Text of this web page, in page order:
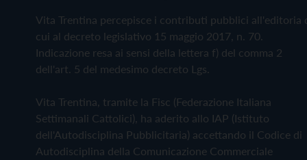
Vita Trentina percepisce i contributi pubblici all'editoria
cui al decreto legislativo 15 maggio 2017, n. 70.
Indicazione resa ai sensi della lettera f) del comma 2
dell'art. 5 del medesimo decreto Lgs.
Vita Trentina, tramite la Fisc (Federazione Italiana
Settimanali Cattolici), ha aderito allo IAP (Istituto
dell'Autodisciplina Pubblicitaria) accettando il Codice di
Autodisciplina della Comunicazione Commerciale